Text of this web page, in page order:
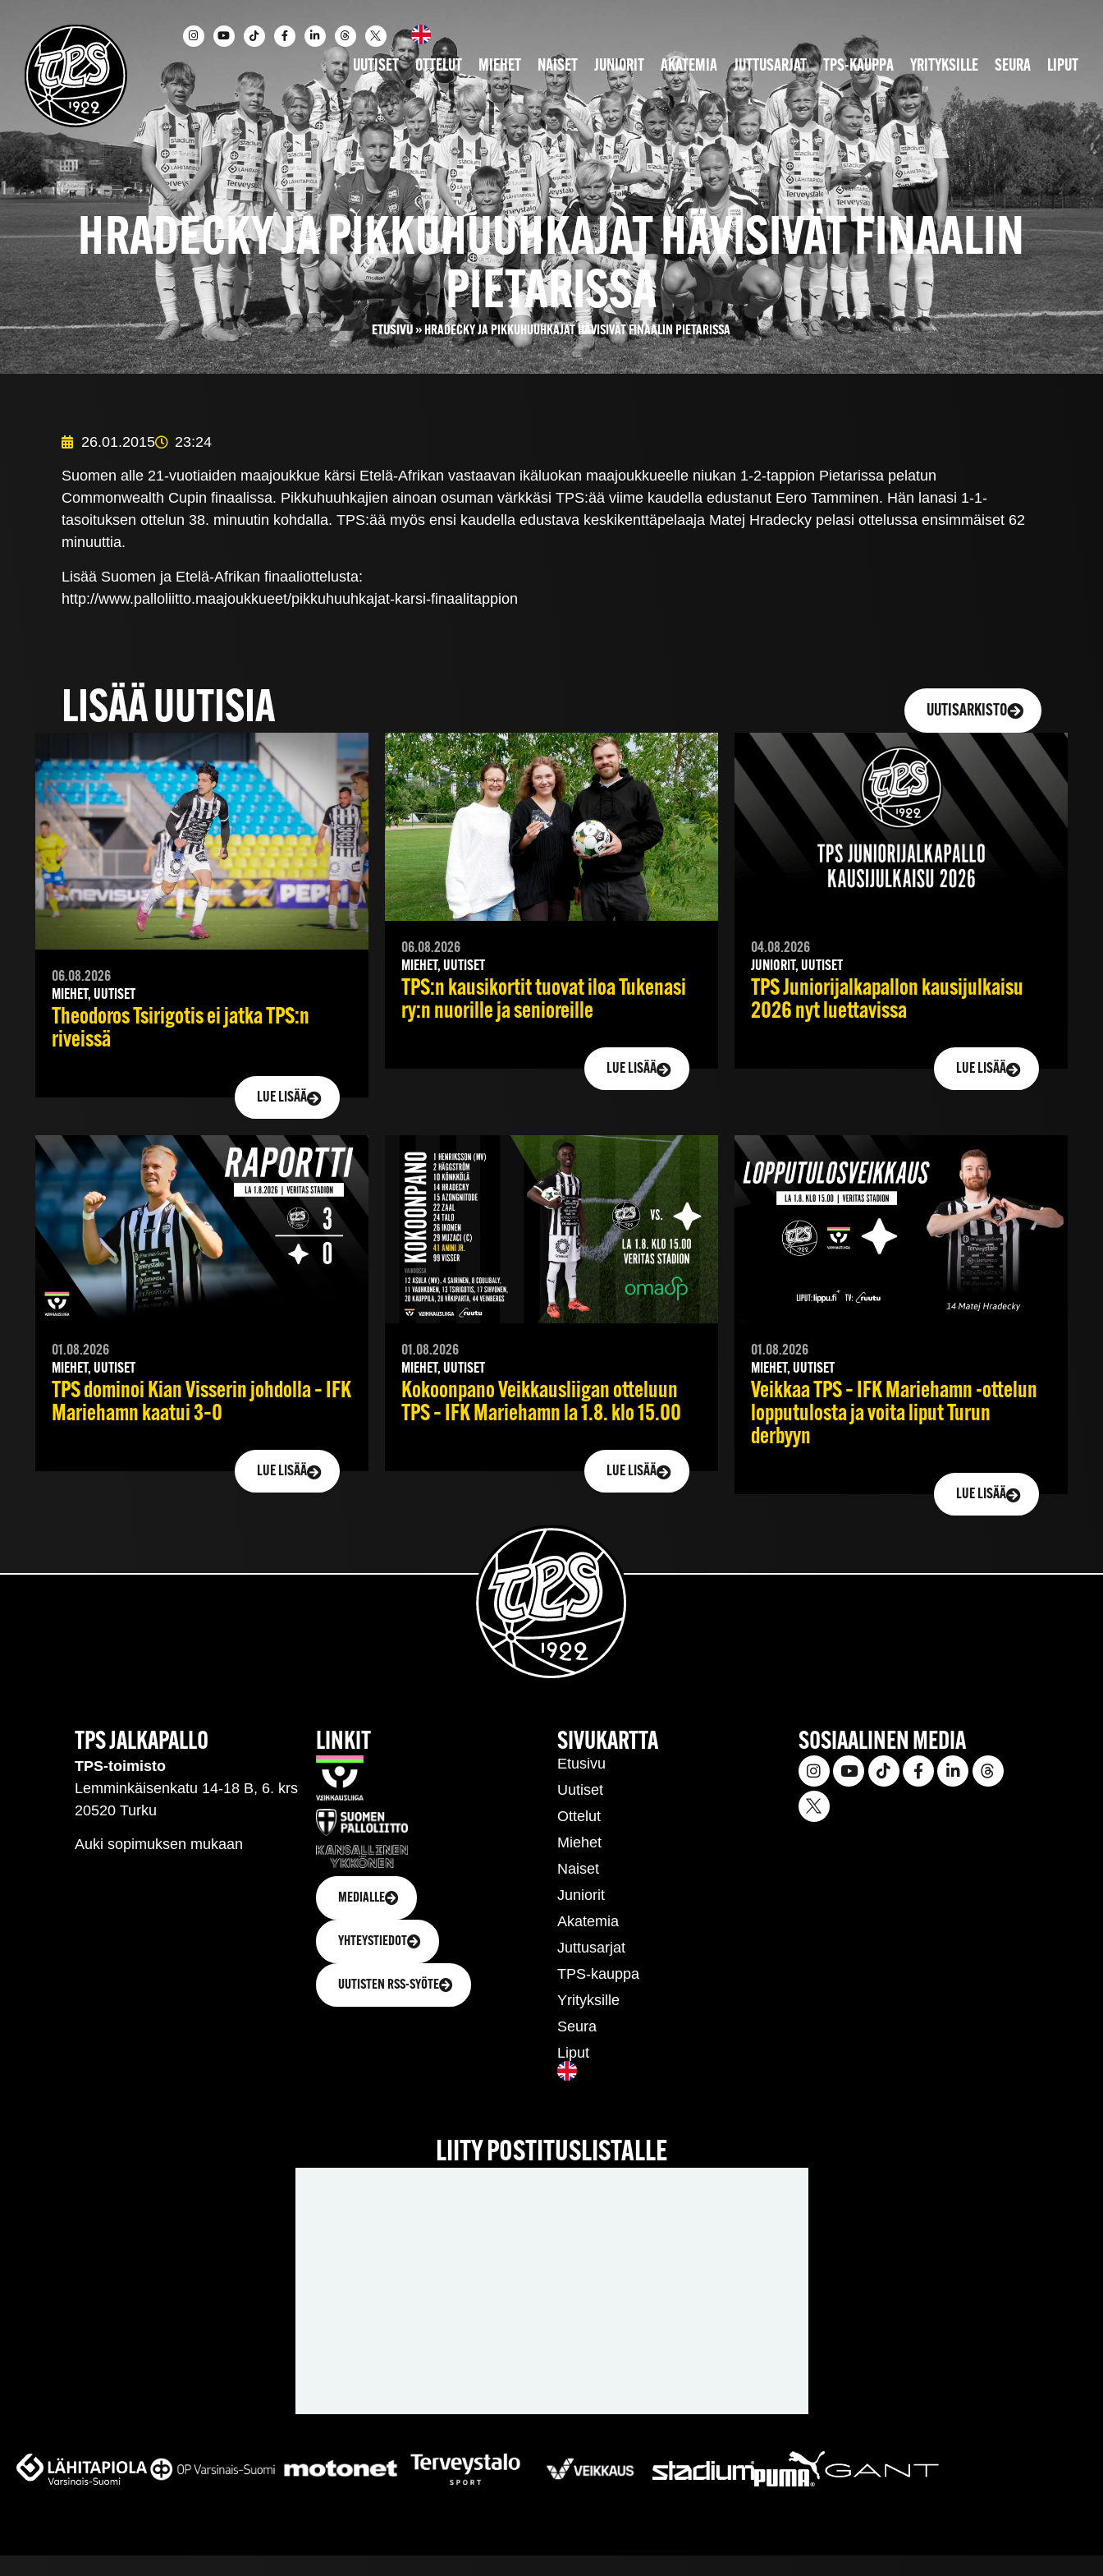
UUTISET OTTELUT MIEHET NAISET JUNIORIT AKATEMIA JUTTUSARJAT TPS-KAUPPA YRITYKSILLE SEURA LIPUT
HRADECKY JA PIKKUHUUHKAJAT HÄVISIVÄT FINAALIN
PIETARISSA
ETUSIVU» HRADECKY JA PIKKUHUUHKAJAT HÄVISIVÄT FINAALIN PIETARISSA
26.01.2015 23:24
Suomen alle 21-vuotiaiden maajoukkue kärsi Etelä-Afrikan vastaavan ikäluokan maajoukkueelle niukan 1-2-tappion Pietarissa pelatun
Commonwealth Cupin finaalissa. Pikkuhuuhkajien ainoan osuman värkkäsi TPS:ää viime kaudella edustanut Eero Tamminen. Hän lanasi 1-1-
tasoituksen ottelun 38. minuutin kohdalla. TPS:ää myös ensi kaudella edustava keskikenttäpelaaja Matej Hradecky pelasi ottelussa ensimmäiset 62
minuuttia.
Lisää Suomen ja Etelä-Afrikan finaaliottelusta:
http://www.palloliitto.maajoukkueet/pikkuhuuhkajat-karsi-finaalitappion
LISÄÄ UUTISIA UUTISARKISTO
06.08.2026
MIEHET, UUTISET
Theodoros Tsirigotis ei jatka TPS:n
riveissä
LUE LISÄÄ
06.08.2026
MIEHET, UUTISET
TPS:n kausikortit tuovat iloa Tukenasi
ry:n nuorille ja senioreille
LUE LISÄÄ
04.08.2026
JUNIORIT, UUTISET
TPS Juniorijalkapallon kausijulkaisu
2026 nyt luettavissa
LUE LISÄÄ
01.08.2026
MIEHET, UUTISET
TPS dominoi Kian Visserin johdolla – IFK
Mariehamn kaatui 3–0
LUE LISÄÄ
01.08.2026
MIEHET, UUTISET
Kokoonpano Veikkausliigan otteluun
TPS – IFK Mariehamn la 1.8. klo 15.00
LUE LISÄÄ
01.08.2026
MIEHET, UUTISET
Veikkaa TPS – IFK Mariehamn -ottelun
lopputulosta ja voita liput Turun
derbyyn
LUE LISÄÄ
TPS JALKAPALLO
TPS-toimisto
Lemminkäisenkatu 14-18 B, 6. krs
20520 Turku
Auki sopimuksen mukaan
LINKIT
MEDIALLE
YHTEYSTIEDOT
UUTISTEN RSS-SYÖTE
SIVUKARTTA
Etusivu
Uutiset
Ottelut
Miehet
Naiset
Juniorit
Akatemia
Juttusarjat
TPS-kauppa
Yrityksille
Seura
Liput
SOSIAALINEN MEDIA
LIITY POSTITUSLISTALLE